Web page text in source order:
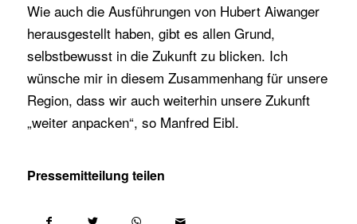
Wie auch die Ausführungen von Hubert Aiwanger
herausgestellt haben, gibt es allen Grund,
selbstbewusst in die Zukunft zu blicken. Ich
wünsche mir in diesem Zusammenhang für unsere
Region, dass wir auch weiterhin unsere Zukunft
„weiter anpacken“, so Manfred Eibl.
Pressemitteilung teilen